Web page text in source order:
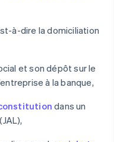
à-dire la domiciliation
et son dépôt sur le
à la banque,
dans un